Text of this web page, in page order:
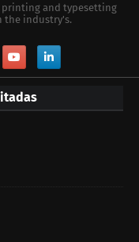
printing and typesetting
the industry's.